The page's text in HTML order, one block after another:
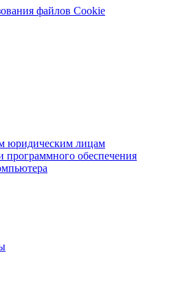
файлов Cookie
юридическим лицам
программного обеспечения